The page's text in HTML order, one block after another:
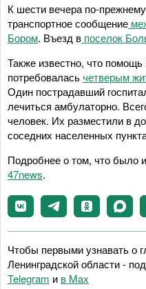
К шести вечера по-
транспортное сообщение
Бором. Въезд в поселок
Также известно, что
потребоваласьчетверым
Один пострадавший
лечиться амбулаторно.
человек. Их разместили в
соседних населенных
Подробнее о том, что было
47news.
Чтобы первыми узнавать о
Ленинградской области -
Telegram и в Maх